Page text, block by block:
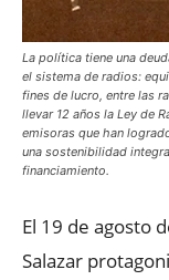
La política tiene una
el sistema de radios:
fines de lucro, entre las
llevar 12 años la Ley de
emisoras que han
una sostenibilidad
financiamiento.
El 19 de agosto
Salazar